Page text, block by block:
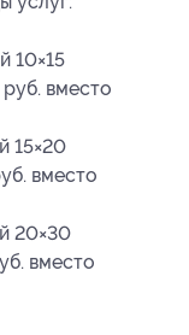
10×15
вместо
15×20
вместо
20×30
вместо